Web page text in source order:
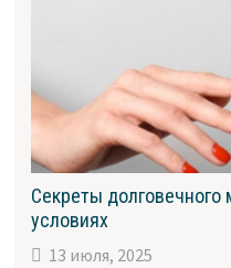
Секреты
условиях
13 июля, 2025